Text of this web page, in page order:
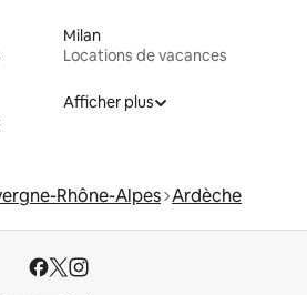
Milan
Locations de vacances
Afficher plus
Rhône-Alpes Ardèche